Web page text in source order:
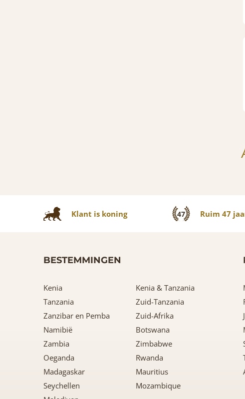
Klant is koning 47 Ruim 47
BESTEMMINGEN
Kenia
Kenia & Tanzania
Tanzania
Zuid-Tanzania
Zanzibar en Pemba
Zuid-Afrika
Namibië
Botswana
Zambia
Zimbabwe
Oeganda
Rwanda
Madagaskar
Mauritius
Seychellen
Mozambique